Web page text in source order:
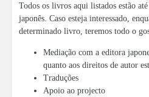
Todos os livros aqui listados estão
japonês. Caso esteja interessado,
determinado livro, teremos todo o
Mediação com a editora
quanto aos direitos de autor
Traduções
Apoio ao projecto